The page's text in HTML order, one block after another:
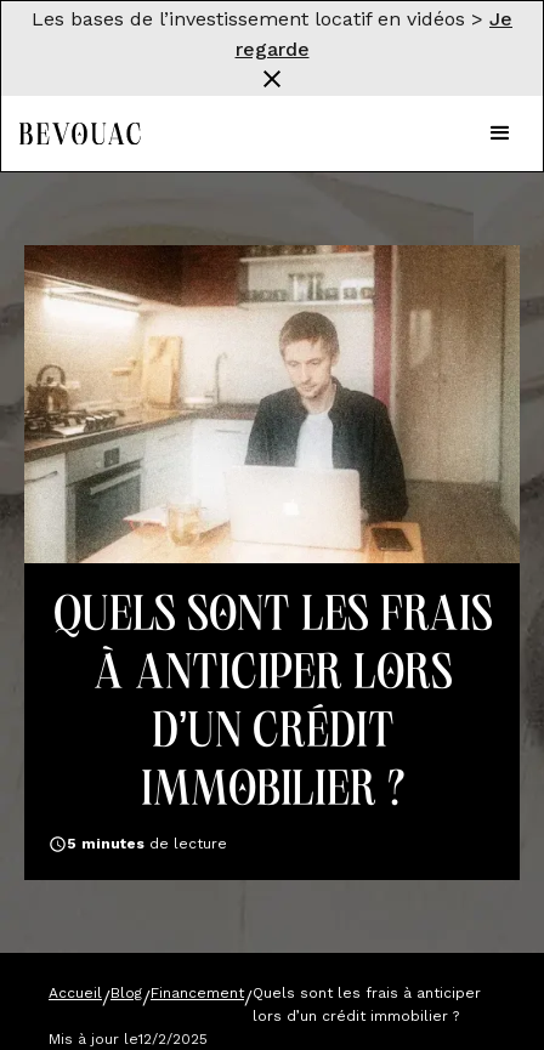
Les bases de l’investissement locatif en vidéos > Je
regarde
Quels sont les frais
à anticiper lors
d’un crédit
immobilier ?
5 minutes de lecture
Accueil/Blog/Financement/Quels sont les frais à anticiper
lors d’un crédit immobilier ?
Mis à jour le12/2/2025